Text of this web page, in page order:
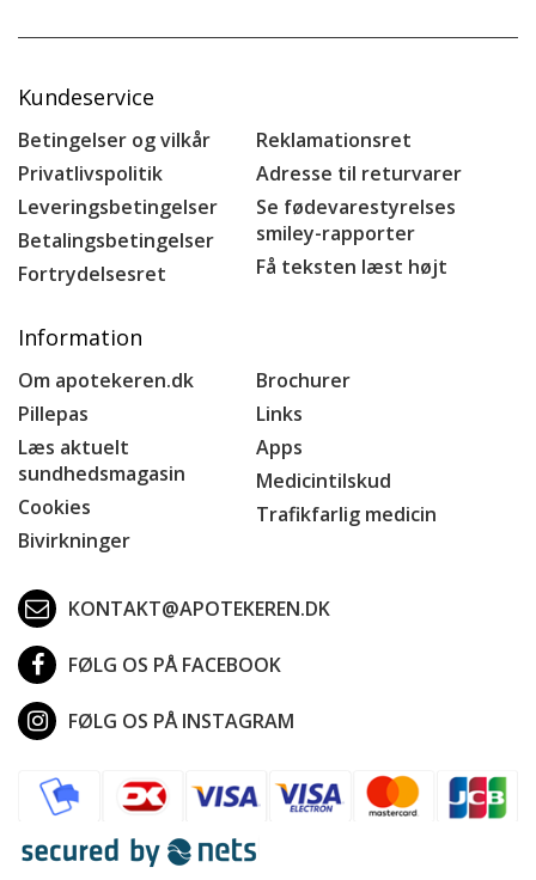
Kundeservice
Betingelser og vilkår
Privatlivspolitik
Leveringsbetingelser
Betalingsbetingelser
Fortrydelsesret
Reklamationsret
Adresse til returvarer
Se fødevarestyrelses
smiley-rapporter
Få teksten læst højt
Information
Om apotekeren.dk
Pillepas
Læs aktuelt
sundhedsmagasin
Cookies
Bivirkninger
Brochurer
Links
Apps
Medicintilskud
Trafikfarlig medicin
KONTAKT@APOTEKEREN.DK
FØLG OS PÅ FACEBOOK
FØLG OS PÅ INSTAGRAM